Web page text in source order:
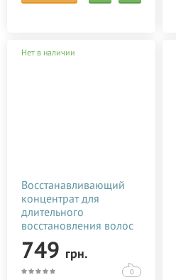
Нет в наличии
Восстанавливающий
концентрат для
длительного
восстановления волос
Pro Fiber Re-create
Concentrate 250 мл
749 грн.
0